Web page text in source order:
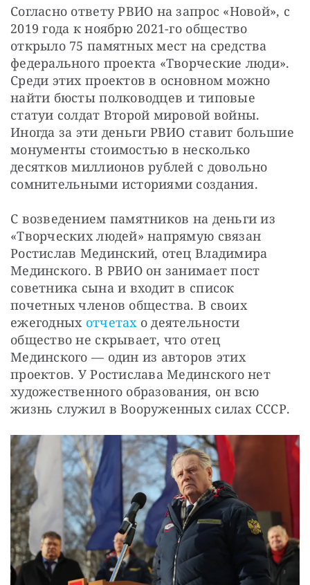
Согласно ответу РВИО на запрос «Новой», с
2019 года к ноябрю 2021-го общество
открыло 75 памятных мест на средства
федерального проекта «Творческие люди».
Среди этих проектов в основном можно
найти бюсты полководцев и типовые
статуи солдат Второй мировой войны.
Иногда за эти деньги РВИО ставит большие
монументы стоимостью в несколько
десятков миллионов рублей с довольно
сомнительными историями создания.
С возведением памятников на деньги из
«Творческих людей» напрямую связан
Ростислав Мединский, отец Владимира
Мединского. В РВИО он занимает пост
советника сына и входит в список
почетных членов общества. В своих
ежегодных отчетах о деятельности
общество не скрывает, что отец
Мединского — один из авторов этих
проектов. У Ростислава Мединского нет
художественного образования, он всю
жизнь служил в Вооруженных силах СССР.